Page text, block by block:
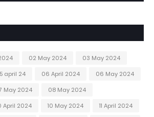
02 May 2024
03 May 2024
april 24 06 April 2024
06 May 2024
May 2024
08 May 2024
April 2024 10 May 2024
11 April 2024